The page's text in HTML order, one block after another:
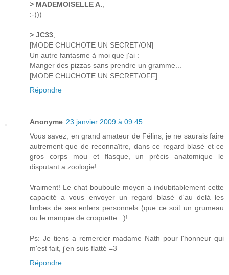
> MADEMOISELLE A.,
:-)))
> JC33,
[MODE CHUCHOTE UN SECRET/ON]
Un autre fantasme à moi que j'ai :
Manger des pizzas sans prendre un gramme...
[MODE CHUCHOTE UN SECRET/OFF]
Répondre
Anonyme 23 janvier 2009 à 09:45
Vous savez, en grand amateur de Félins, je ne saurais faire
autrement que de reconnaître, dans ce regard blasé et ce
gros corps mou et flasque, un précis anatomique le
disputant a zoologie!
Vraiment! Le chat bouboule moyen a indubitablement cette
capacité a vous envoyer un regard blasé d'au delà les
limbes de ses enfers personnels (que ce soit un grumeau
ou le manque de croquette...)!
Ps: Je tiens a remercier madame Nath pour l'honneur qui
m'est fait, j'en suis flatté =3
Répondre